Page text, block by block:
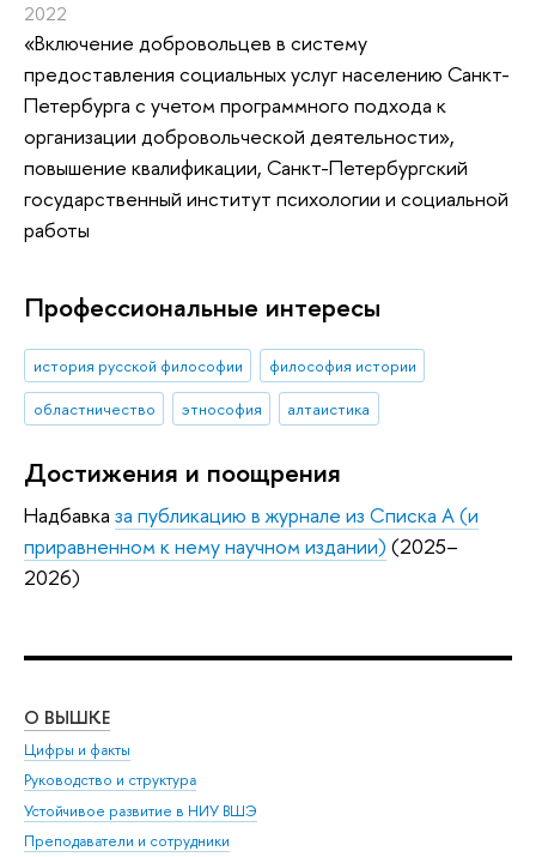
2022
«Включение добровольцев в систему
предоставления социальных услуг населению Санкт-
Петербурга с учетом программного подхода к
организации добровольческой деятельности»,
повышение квалификации, Санкт-Петербургский
государственный институт психологии и социальной
работы
Профессиональные интересы
история русской философии
философия истории
областничество
этнософия алтаистика
Достижения и поощрения
Надбавка за публикацию в журнале из Списка А (и
приравненном к нему научном издании) (2025–
2026)
О ВЫШКЕ
Цифры и факты
Руководство и структура
Устойчивое развитие в НИУ ВШЭ
Преподаватели и сотрудники